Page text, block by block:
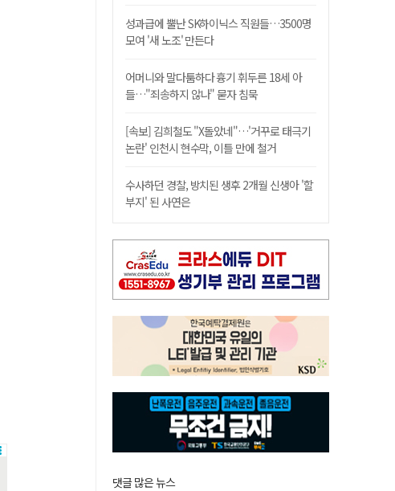
성과급에 뿔난 SK하이닉스 직원들…3500명
모여 '새 노조' 만든다
어머니와 말다툼하다 흉기 휘두른 18세 아
들…"죄송하지 않나" 묻자 침묵
[속보] 김희철도 "X돌았네"…'거꾸로 태극기
논란' 인천시 현수막, 이틀 만에 철거
수사하던 경찰, 방치된 생후 2개월 신생아 '할
부지' 된 사연은
댓글 많은 뉴스